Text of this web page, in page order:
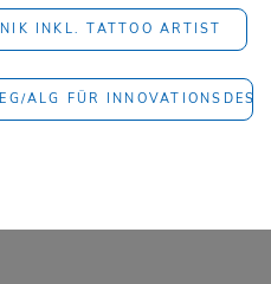
INKL. TATTOO ARTIST
ALG FÜR